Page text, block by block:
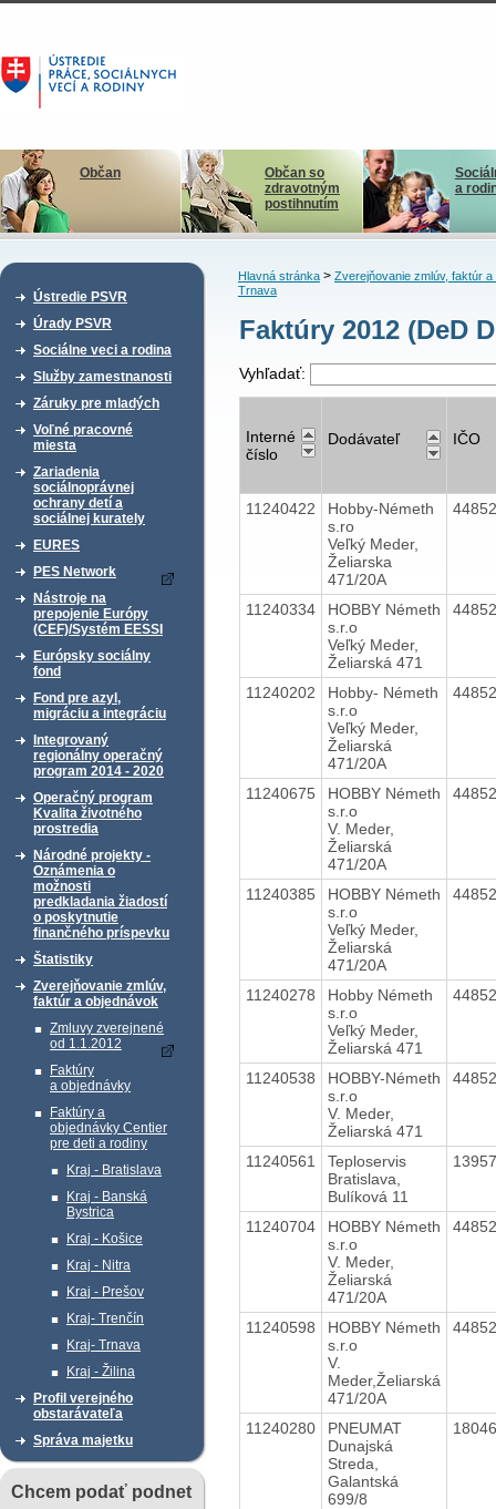
Občan
Občan so
zdravotným
postihnutím
a
Ústredie PSVR
Úrady PSVR
Sociálne veci a rodina
Služby zamestnanosti
Záruky pre mladých
Voľné pracovné
miesta
Zariadenia
sociálnoprávnej
ochrany detí a
sociálnej kurately
EURES
PES Network
Nástroje na
prepojenie Európy
(CEF)/Systém EESSI
Európsky sociálny
fond
Fond pre azyl,
migráciu a integráciu
Integrovaný
regionálny operačný
program 2014 - 2020
Operačný program
Kvalita životného
prostredia
Národné projekty -
Oznámenia o
možnosti
predkladania žiadostí
o poskytnutie
finančného príspevku
Štatistiky
Zverejňovanie zmlúv,
faktúr a objednávok
Zmluvy zverejnené
od 1.1.2012
Faktúry
a objednávky
Faktúry a
objednávky Centier
pre deti a rodiny
Kraj - Bratislava
Kraj - Banská
Bystrica
Kraj - Košice
Kraj - Nitra
Kraj - Prešov
Kraj- Trenčín
Kraj- Trnava
Kraj - Žilina
Profil verejného
obstarávateľa
Správa majetku
Chcem podať podnet
Hlavná stránka> Zverejňovanie zmlúv, faktúr a
Trnava
Faktúry 2012 (DeD
Vyhľadať:
Interné
číslo
Dodávateľ IČO
11240422
Hobby-Németh
s.ro
Veľký Meder,
Želiarska
471/20A
11240334
HOBBY Németh
s.r.o
Veľký Meder,
Želiarská 471
11240202
Hobby- Németh
s.r.o
Veľký Meder,
Želiarská
471/20A
11240675
HOBBY Németh
s.r.o
V. Meder,
Želiarská
471/20A
11240385
HOBBY Németh
s.r.o
Veľký Meder,
Želiarská
471/20A
11240278
Hobby Németh
s.r.o
Veľký Meder,
Želiarská 471
11240538
HOBBY-Németh
s.r.o
V. Meder,
Želiarská 471
11240561
Teploservis
Bratislava,
Bulíková 11
11240704
HOBBY Németh
s.r.o
V. Meder,
Želiarská
471/20A
11240598
HOBBY Németh
s.r.o
V.
Meder,Želiarská
471/20A
11240280
PNEUMAT
Dunajská
Streda,
Galantská
699/8